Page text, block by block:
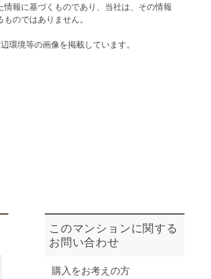
報に基づくものであり、当社は、その情報
のではありません。
環境等の画像を掲載しています。
このマンションに関する
お問い合わせ
購入をお考えの方